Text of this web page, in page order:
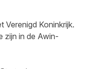
Verenigd Koninkrijk.
zijn in de Awin-